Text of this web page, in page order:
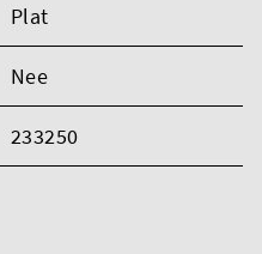
Plat
Nee
233250